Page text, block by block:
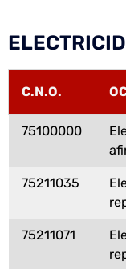
C.N.O.
75100000
75211035
75211071